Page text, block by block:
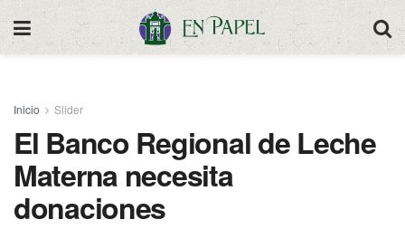
Inicio Slider
El Banco Regional de Leche
Materna necesita
donaciones